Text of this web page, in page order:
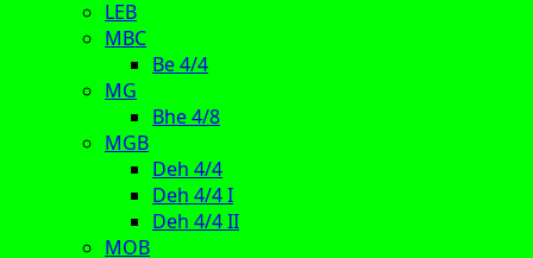
LEB
MBC
Be 4/4
MG
Bhe 4/8
MGB
Deh 4/4
Deh 4/4 I
Deh 4/4 II
MOB